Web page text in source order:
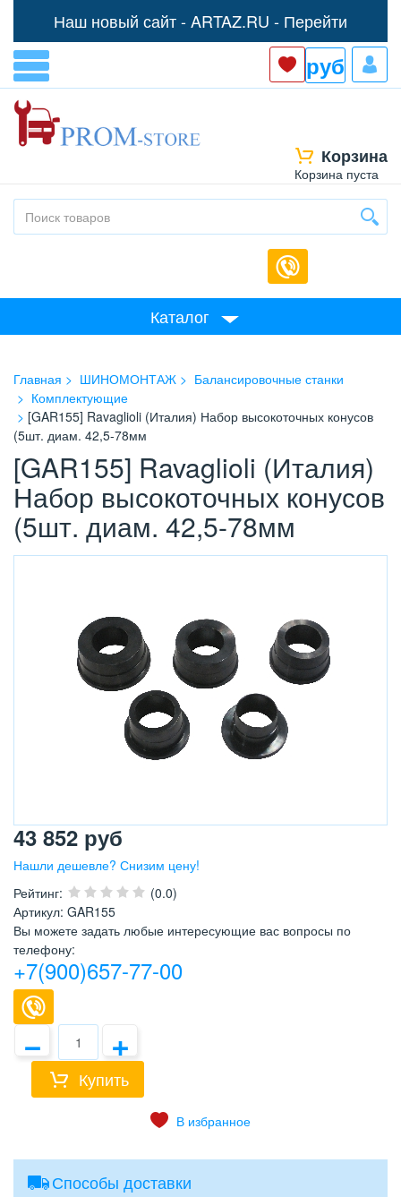
Наш новый сайт -ARTAZ.RU - Перейти
руб
Корзина
Корзина пуста
Каталог
Главная ШИНОМОНТАЖ
Балансировочные станки
Комплектующие
[GAR155] Ravaglioli (Италия) Набор высокоточных конусов
(5шт. диам. 42,5-78мм
[GAR155] Ravaglioli (Италия)
Набор высокоточных конусов
(5шт. диам. 42,5-78мм
43 852 руб
Нашли дешевле? Снизим цену!
Рейтинг:
(0.0)
Артикул: GAR155
Вы можете задать любые интересующие вас вопросы по
телефону:
+7(900)657-77-00
− +
Купить
Способы доставки